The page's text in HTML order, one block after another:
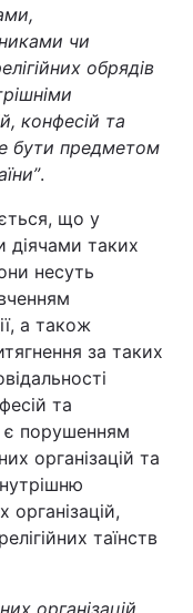
чи
обрядів
конфесій та
бути предметом
”.
що у
діячами таких
несуть
а також
за таких
та
є порушенням
організацій та
організацій,
таїнств
організацій